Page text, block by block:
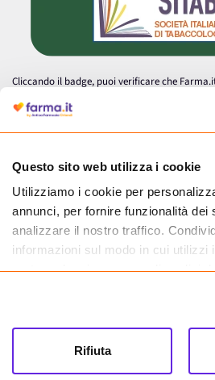
Questo sito web utilizza i cookie
Utilizziamo i cookie per
annunci, per fornire funzionalità dei
analizzare il nostro traffico.
informazioni sul modo in cui utilizzi
partner che si occupano di analisi
informazioni che hai fornito loro o
tuo utilizzo dei loro servizi.
Rifiuta
Cliccando il badge, puoi verificare che
autorizzata dal Ministero della Salute a
medicinali.
Farma.it S.a.s. P. IVA 07417261216 REA: NA-884088